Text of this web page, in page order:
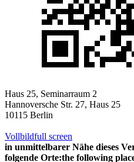
Haus 25, Seminarraum 2
Hannoversche Str. 27, Haus 25
10115 Berlin
Vollbildfull screen
in unmittelbarer Nähe dieses
folgende Orte:the following